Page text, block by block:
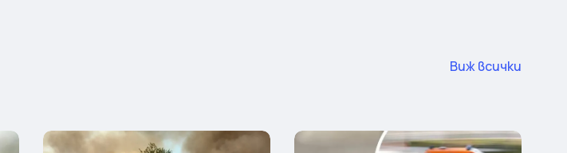
Виж всички